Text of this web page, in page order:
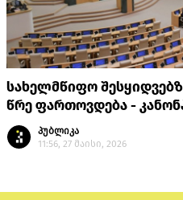
სახელმწიფო
წრე ფართოვდება -
პუბლიკა
11:56, 27 მაისი, 2026